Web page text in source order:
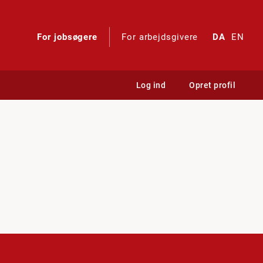
For jobsøgere For arbejdsgivere DA EN
Log ind Opret profil